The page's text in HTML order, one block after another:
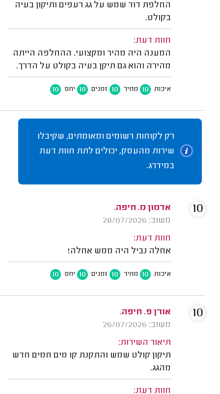
החלפת דוד שמש על גג רעפים ותיקון בעיה
בקולט.
חוות דעת:
המענה היה מהיר ומקצועי. ההחלפה הייתה
מהירה והוא גם תיקן בעיה בקולט על הדרך.
איכות 10 מחיר 10 זמנים 10 יחס 10
רק לקוחות רשומים ומאומתים, שקיבלו
שירות מהעסק, יכולים לתת חוות דעת
במידרג.
אדמון מ. חיפה.
משוב: 28/07/2026
חוות דעת:
אחלה נביל היה ממש אחלה!
איכות 10 מחיר 10 זמנים 10 יחס 10
10
אורן פ. חיפה.
משוב: 26/07/2026
תיאור השירות:
תיקון קולט שמש והתקנת קו מים חמים חדש
מהגג.
חוות דעת:
10